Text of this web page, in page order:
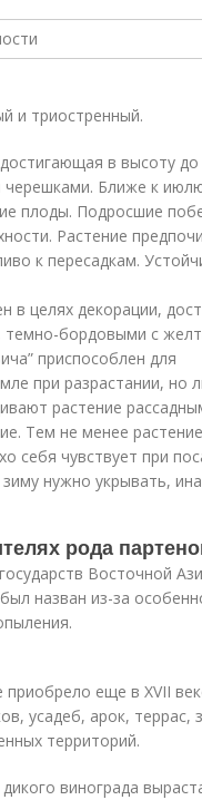
и триостренный.
в высоту
Ближе к
плоды. Подросшие
Растение
к пересадкам.
в целях декорации,
темно-бордовыми с
приспособлен для
при разрастании, но
растение
Тем не менее растение
себя чувствует при
нужно укрывать,
рода
Восточной
назван из-за
еще в XVII
усадеб, арок, террас,
территорий.
винограда